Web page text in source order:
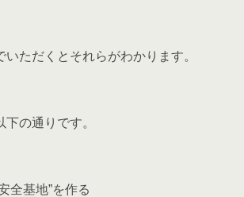
いただくとそれらがわかります。
の通りです。
全基地”を作る